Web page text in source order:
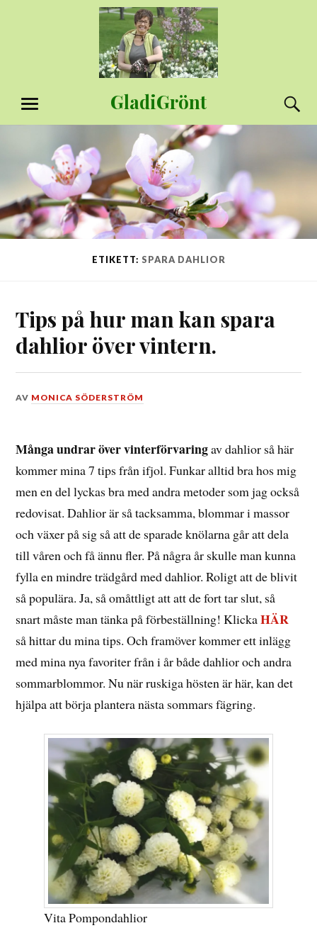
GladiGrönt
MENY
ETIKETT: SPARA DAHLIOR
Tips på hur man kan spara
dahlior över vintern.
DEN
2021
AV MONICA SÖDERSTRÖM
Många undrar över vinterförvaringav dahlior så här
kommer mina 7 tips från ifjol. Funkar alltid bra hos mig
men en del lyckas bra med andra metoder som jag också
redovisat. Dahlior är så tacksamma, blommar i massor
och växer på sig så att de sparade knölarna går att dela
till våren och få ännu fler. På några år skulle man kunna
fylla en mindre trädgård med dahlior. Roligt att de blivit
så populära. Ja, så omåttligt att att de fort tar slut, så
snart måste man tänka på förbeställning! KlickaHÄR
så hittar du mina tips. Och framöver kommer ett inlägg
med mina nya favoriter från i år både dahlior och andra
sommarblommor. Nu när ruskiga hösten är här, kan det
hjälpa att börja plantera nästa sommars fägring.
Vita Pompondahlior